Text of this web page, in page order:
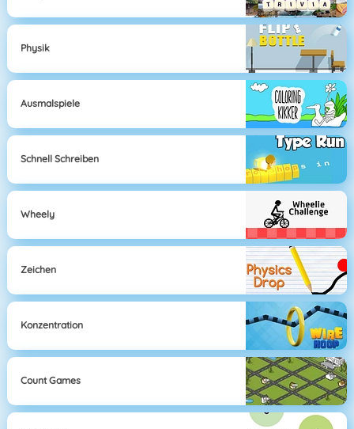
Physik
Ausmalspiele
Schnell Schreiben
Wheely
Zeichen
Konzentration
Count Games